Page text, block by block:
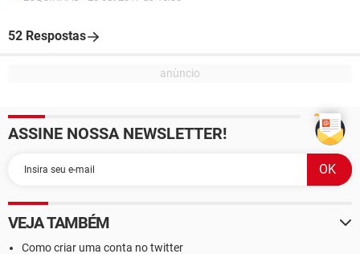
52 Respostas
ASSINE NOSSA NEWSLETTER!
VEJA TAMBÉM
Como criar uma conta no twitter